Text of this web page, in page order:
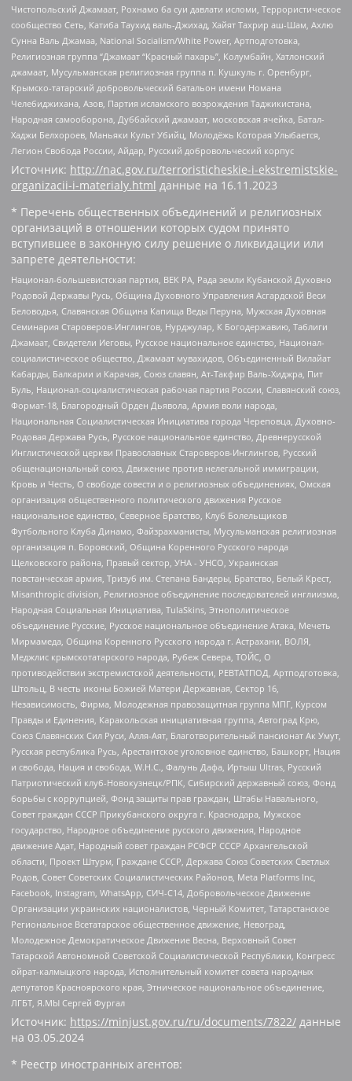
Чистопольский Джамаат, Рохнамо ба суи давлати исломи, Террористическое
сообщество Сеть, Катиба Таухид валь-Джихад, Хайят Тахрир аш-Шам, Ахлю
Сунна Валь Джамаа, National Socialism/White Power, Артподготовка,
Религиозная группа “Джамаат “Красный пахарь”, Колумбайн, Хатлонский
джамаат, Мусульманская религиозная группа п. Кушкуль г. Оренбург,
Крымско-татарский добровольческий батальон имени Номана
Челебиджихана, Азов, Партия исламского возрождения Таджикистана,
Народная самооборона, Дуббайский джамаат, московская ячейка, Батал-
Хаджи Белхороев, Маньяки Культ Убийц, Молодёжь Которая Улыбается,
Легион Свобода России, Айдар, Русский добровольческий корпус
Источник: http://nac.gov.ru/terroristicheskie-i-ekstremistskie-
organizacii-i-materialy.html данные на 16.11.2023
* Перечень общественных объединений и религиозных
организаций в отношении которых судом принято
вступившее в законную силу решение о ликвидации или
запрете деятельности:
Национал-большевистская партия, ВЕК РА, Рада земли Кубанской Духовно
Родовой Державы Русь, Община Духовного Управления Асгардской Веси
Беловодья, Славянская Община Капища Веды Перуна, Мужская Духовная
Семинария Староверов-Инглингов, Нурджулар, К Богодержавию, Таблиги
Джамаат, Свидетели Иеговы, Русское национальное единство, Национал-
социалистическое общество, Джамаат мувахидов, Объединенный Вилайат
Кабарды, Балкарии и Карачая, Союз славян, Ат-Такфир Валь-Хиджра, Пит
Буль, Национал-социалистическая рабочая партия России, Славянский союз,
Формат-18, Благородный Орден Дьявола, Армия воли народа,
Национальная Социалистическая Инициатива города Череповца, Духовно-
Родовая Держава Русь, Русское национальное единство, Древнерусской
Инглистической церкви Православных Староверов-Инглингов, Русский
общенациональный союз, Движение против нелегальной иммиграции,
Кровь и Честь, О свободе совести и о религиозных объединениях, Омская
организация общественного политического движения Русское
национальное единство, Северное Братство, Клуб Болельщиков
Футбольного Клуба Динамо, Файзрахманисты, Мусульманская религиозная
организация п. Боровский, Община Коренного Русского народа
Щелковского района, Правый сектор, УНА - УНСО, Украинская
повстанческая армия, Тризуб им. Степана Бандеры, Братство, Белый Крест,
Misanthropic division, Религиозное объединение последователей инглиизма,
Народная Социальная Инициатива, TulaSkins, Этнополитическое
объединение Русские, Русское национальное объединение Атака, Мечеть
Мирмамеда, Община Коренного Русского народа г. Астрахани, ВОЛЯ,
Меджлис крымскотатарского народа, Рубеж Севера, ТОЙС, О
противодействии экстремистской деятельности, РЕВТАТПОД, Артподготовка,
Штольц, В честь иконы Божией Матери Державная, Сектор 16,
Независимость, Фирма, Молодежная правозащитная группа МПГ, Курсом
Правды и Единения, Каракольская инициативная группа, Автоград Крю,
Союз Славянских Сил Руси, Алля-Аят, Благотворительный пансионат Ак Умут,
Русская республика Русь, Арестантское уголовное единство, Башкорт, Нация
и свобода, Нация и свобода, W.H.С., Фалунь Дафа, Иртыш Ultras, Русский
Патриотический клуб-Новокузнецк/РПК, Сибирский державный союз, Фонд
борьбы с коррупцией, Фонд защиты прав граждан, Штабы Навального,
Совет граждан СССР Прикубанского округа г. Краснодара, Мужское
государство, Народное объединение русского движения, Народное
движение Адат, Народный совет граждан РСФСР СССР Архангельской
области, Проект Штурм, Граждане СССР, Держава Союз Советских Светлых
Родов, Совет Советских Социалистических Районов, Meta Platforms Inc,
Facebook, Instagram, WhatsApp, СИЧ-С14, Добровольческое Движение
Организации украинских националистов, Черный Комитет, Татарстанское
Региональное Всетатарское общественное движение, Невоград,
Молодежное Демократическое Движение Весна, Верховный Совет
Татарской Автономной Советской Социалистической Республики, Конгресс
ойрат-калмыцкого народа, Исполнительный комитет совета народных
депутатов Красноярского края, Этническое национальное объединение,
ЛГБТ, Я.МЫ Сергей Фургал
Источник: https://minjust.gov.ru/ru/documents/7822/ данные
на 03.05.2024
* Реестр иностранных агентов: